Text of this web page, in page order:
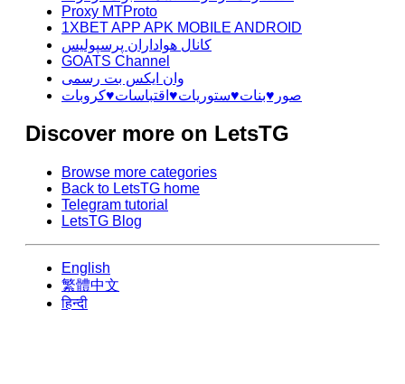
Proxy MTProto
1XBET APP APK MOBILE ANDROID
کانال هواداران پرسپولیس
GOATS Channel
وان ایکس بت رسمی
صور♥️بنات♥️ستوريات♥️اقتباسات♥️كروبات
Discover more on LetsTG
Browse more categories
Back to LetsTG home
Telegram tutorial
LetsTG Blog
English
繁體中文
हिन्दी